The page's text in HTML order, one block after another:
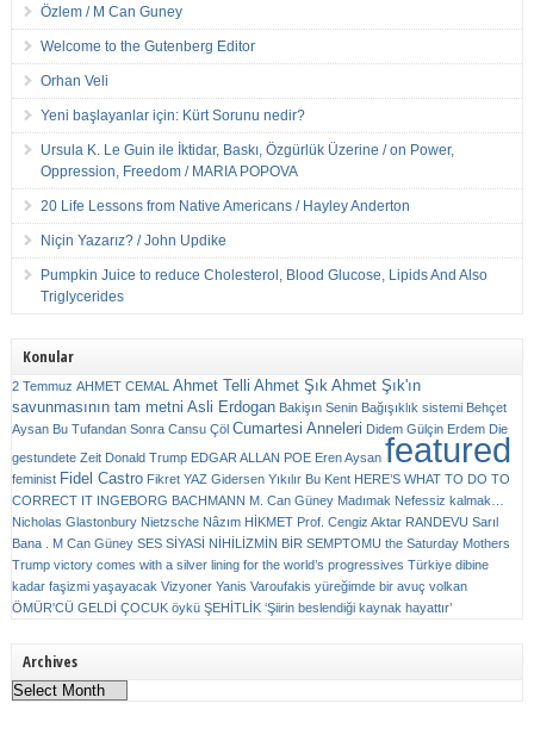
Özlem / M Can Guney
Welcome to the Gutenberg Editor
Orhan Veli
Yeni başlayanlar için: Kürt Sorunu nedir?
Ursula K. Le Guin ile İktidar, Baskı, Özgürlük Üzerine / on Power,
Oppression, Freedom / MARIA POPOVA
20 Life Lessons from Native Americans / Hayley Anderton
Niçin Yazarız? / John Updike
Pumpkin Juice to reduce Cholesterol, Blood Glucose, Lipids And Also
Triglycerides
Konular
2 Temmuz AHMET CEMAL Ahmet Telli Ahmet Şık Ahmet Şık'ın
savunmasının tam metni Asli Erdogan Bakişın Senin Bağışıklık sistemi Behçet
Aysan Bu Tufandan Sonra Cansu Çöl Cumartesi Anneleri Didem Gülçin Erdem Die
gestundete Zeit Donald Trump EDGAR ALLAN POE Eren Aysan featured
feminist Fidel Castro Fikret YAZ Gidersen Yıkılır Bu Kent HERE’S WHAT TO DO TO
CORRECT IT INGEBORG BACHMANN M. Can Güney Madımak Nefessiz kalmak…
Nicholas Glastonbury Nietzsche Nâzım HİKMET Prof. Cengiz Aktar RANDEVU Sarıl
Bana . M Can Güney SES SİYASİ NİHİLİZMİN BİR SEMPTOMU the Saturday Mothers
Trump victory comes with a silver lining for the world’s progressives Türkiye dibine
kadar faşizmi yaşayacak Vizyoner Yanis Varoufakis yüreğimde bir avuç volkan
ÖMÜR'CÜ GELDİ ÇOCUK öykü ŞEHİTLİK ‘Şiirin beslendiği kaynak hayattır’
Archives
Archives